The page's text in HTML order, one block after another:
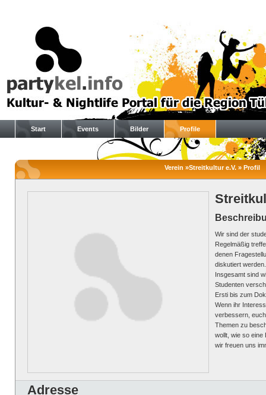
Start Events Bilder Profile
Verein »Streitkultur e.V. » Profil
Wir sind der
Regelmäßig
denen
diskutiert werden.
Insgesamt sind
Studenten
Ersti bis zum
Wenn ihr
verbessern,
Themen zu
wollt, wie so eine
wir freuen uns
Adresse